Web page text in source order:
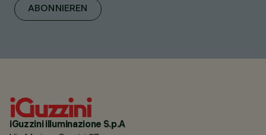
ABONNIEREN
iGuzzini illuminazione S.p.A